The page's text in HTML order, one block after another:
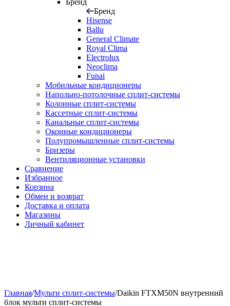
Бренд
Бренд
Hisense
Ballu
General Climate
Royal Clima
Electrolux
Neoclima
Funai
Мобильные кондиционеры
Напольно-потолоч​ные ​сплит-системы
Колонные ​​сплит-системы
Кассетные сплит-системы
Канальные сплит-системы
Оконные кондиционеры
Полупромышленные сплит-системы
Бризеры
Вентиляционные установки
Сравнение
Избранное
Корзина
Обмен и возврат
Доставка и оплата
Магазины
Личный кабинет
Главная/Мульти сплит-системы/Daikin FTXM50N внутренний
блок мульти сплит-системы